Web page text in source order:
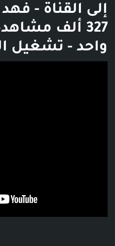
327 ألف
واحد - تشغيل